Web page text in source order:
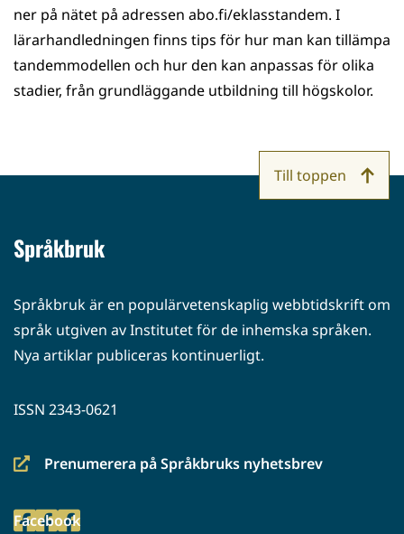
ner på nätet på adressen abo.fi/eklasstandem. I
lärarhandledningen finns tips för hur man kan tillämpa
tandemmodellen och hur den kan anpassas för olika
stadier, från grundläggande utbildning till högskolor.
Språkbruk
Språkbruk är en populärvetenskaplig webbtidskrift om
språk utgiven av Institutet för de inhemska språken.
Nya artiklar publiceras kontinuerligt.
ISSN 2343-0621
Prenumerera på Språkbruks nyhetsbrev
(siirryt
palveluun)
Facebook
Till toppen